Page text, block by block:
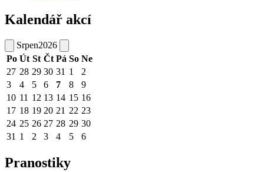
Kalendář akcí
Srpen2026
Po Út St Čt Pá So Ne
27 28 29 30 31 1
2
3
4 5 6 7 8
9
10 11 12 13 14 15 16
17 18 19 20 21 22 23
24 25 26 27 28 29 30
31 1 2 3 4 5 6
Pranostiky